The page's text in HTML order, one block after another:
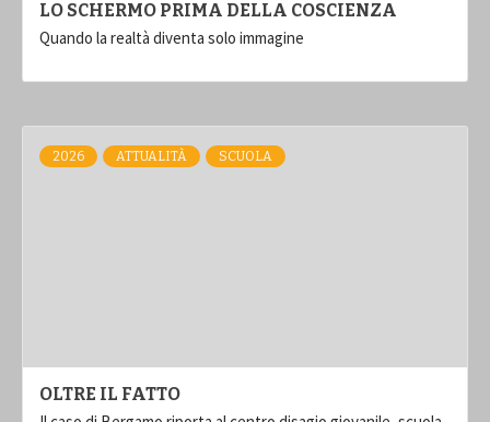
LO SCHERMO PRIMA DELLA COSCIENZA
Quando la realtà diventa solo immagine
2026 ATTUALITÀ SCUOLA
OLTRE IL FATTO